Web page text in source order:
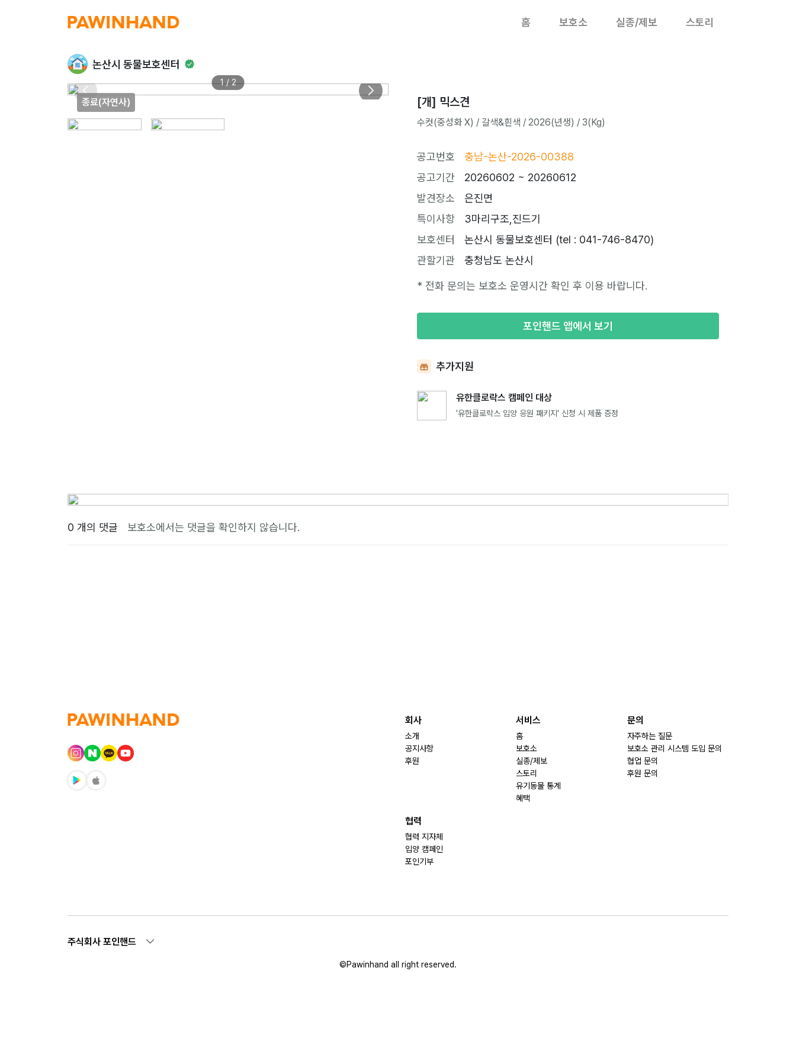
홈 보호소 실종/제보 스토리
논산시 동물보호센터
종료(자연사)
1 / 2
[개] 믹스견
수컷(중성화 X) / 갈색&흰색 / 2026(년생) / 3(Kg)
공고번호
충남-논산-2026-00388
공고기간
20260602 ~ 20260612
발견장소
은진면
특이사항
3마리구조,진드기
보호센터
논산시 동물보호센터 (tel : 041-746-8470)
관할기관
충청남도 논산시
* 전화 문의는 보호소 운영시간 확인 후 이용 바랍니다.
포인핸드 앱에서 보기
추가지원
유한클로락스 캠페인 대상
'유한클로락스 입양 응원 패키지' 신청 시 제품 증정
0 개의 댓글 보호소에서는 댓글을 확인하지 않습니다.
회사
소개
공지사항
후원
서비스
홈
보호소
실종/제보
스토리
유기동물 통계
혜택
문의
자주하는 질문
보호소 관리 시스템 도입 문의
협업 문의
후원 문의
협력
협력 지자체
입양 캠페인
포인기부
주식회사 포인핸드
©Pawinhand all right reserved.